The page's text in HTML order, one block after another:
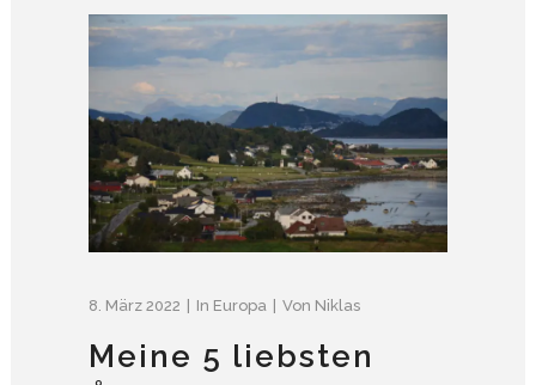
8. März 2022 In Europa Von Niklas
Meine 5 liebsten